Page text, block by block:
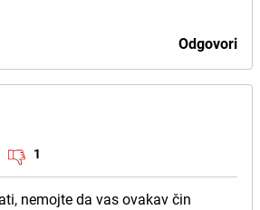
Odgovori
1
nemojte da vas ovakav čin